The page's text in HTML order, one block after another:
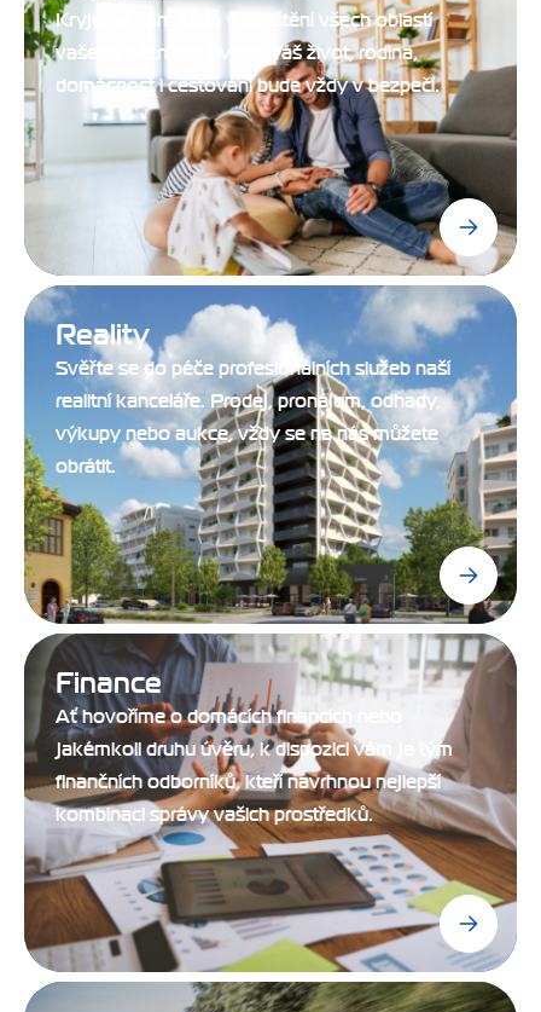
Kryjeme vám záda v pojištění všech oblastí
vašeho běžného života. Váš život, rodina,
domácnost i cestování bude vždy v bezpečí.
Reality
Svěřte se do péče profesionálních služeb naší
realitní kanceláře. Prodej, pronájem, odhady,
výkupy nebo aukce, vždy se na nás můžete
obrátit.
Finance
Ať hovoříme o domácích financích nebo
jakémkoli druhu úvěru, k dispozici vám je tým
finančních odborníků, kteří navrhnou nejlepší
kombinaci správy vašich prostředků.